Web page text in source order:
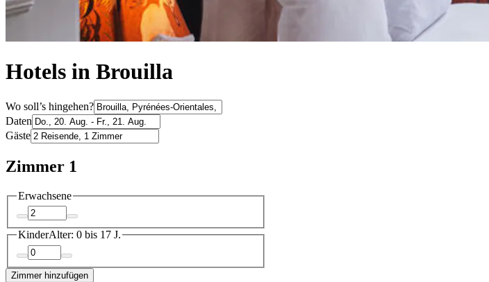
Hotels in Brouilla
Wo soll’s hingehen?
Daten
Gäste
Zimmer 1
Erwachsene
KinderAlter: 0 bis 17 J.
Zimmer hinzufügen